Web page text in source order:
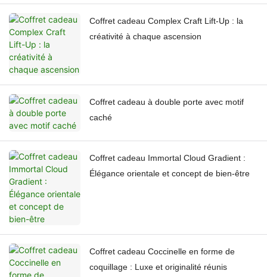
Coffret cadeau Complex Craft Lift-Up : la
créativité à chaque ascension
Coffret cadeau à double porte avec motif
caché
Coffret cadeau Immortal Cloud Gradient :
Élégance orientale et concept de bien-être
Coffret cadeau Coccinelle en forme de
coquillage : Luxe et originalité réunis